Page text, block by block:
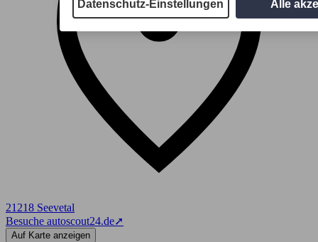
21218 Seevetal
Besuche autoscout24.de➚
Auf Karte anzeigen
Datenschutz-Einstellungen Alle